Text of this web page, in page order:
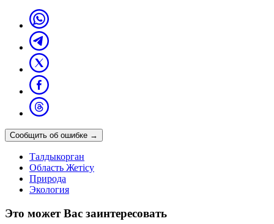
Сообщить об ошибке →
Талдыкорган
Область Жетісу
Природа
Экология
Это может Вас заинтересовать